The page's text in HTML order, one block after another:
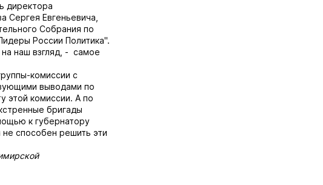
директора
Сергея Евгеньевича,
Собрания по
России Политика".
наш взгляд, - самое
комиссии с
выводами по
этой комиссии. А по
бригады
к губернатору
не способен решить эти